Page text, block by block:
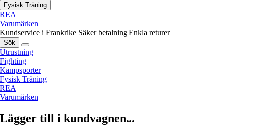
Fysisk Träning
REA
Varumärken
Kundservice i Frankrike Säker betalning Enkla returer
Sök
Utrustning
Fighting
Kampsporter
Fysisk Träning
REA
Varumärken
Lägger till i kundvagnen...